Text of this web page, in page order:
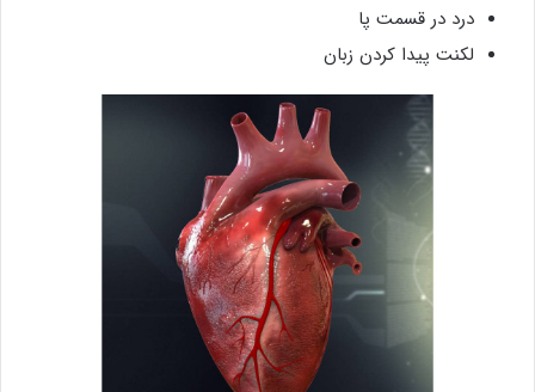
درد در قسمت پا
لکنت پیدا کردن زبان